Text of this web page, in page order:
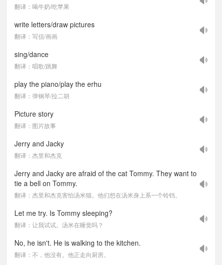
翻译：喝牛奶/吃苹果
write letters/draw pictures
翻译：写信/画画
sing/dance
翻译：唱歌/跳舞
play the piano/play the erhu
翻译：弹钢琴/拉二胡
Picture story
翻译：图片故事
Jerry and Jacky
翻译：杰里和杰克
Jerry and Jacky are afraid of the cat Tommy. They want to
tie a bell on Tommy.
翻译：杰里和杰克害怕汤米猫。他们想在汤米身上系一个铃铛。
Let me try. Is Tommy sleeping?
翻译：让我试试。汤米在睡觉吗？
No, he isn't. He is walking to the kitchen.
翻译：不，他没有。他正走向厨房。